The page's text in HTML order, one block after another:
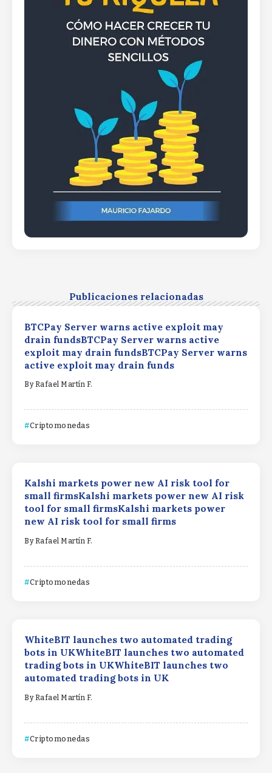
Publicaciones relacionadas
BTCPay Server warns active exploit may
drain fundsBTCPay Server warns active
exploit may drain fundsBTCPay Server warns
active exploit may drain funds
By Rafael Martín F.
Criptomonedas
Kalshi markets power new AI risk tool for
small firmsKalshi markets power new AI risk
tool for small firmsKalshi markets power
new AI risk tool for small firms
By Rafael Martín F.
Criptomonedas
WhiteBIT launches two automated trading
bots in UKWhiteBIT launches two automated
trading bots in UKWhiteBIT launches two
automated trading bots in UK
By Rafael Martín F.
Criptomonedas